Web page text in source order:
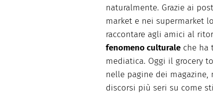
naturalmente. Grazie ai
market e nei supermarket
raccontare agli amici al
fenomeno culturale che ha
mediatica. Oggi il grocery
nelle pagine dei
discorsi più seri su come